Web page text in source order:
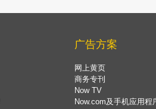
广告方案
网上黄页
商务专刊
Now TV
Now.com及手机应用程